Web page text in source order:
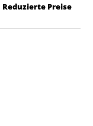
Reduzierte Preise